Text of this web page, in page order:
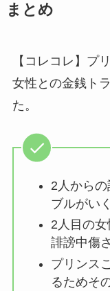
まとめ
【コレコレ】プ
女性との金銭ト
た。
2人から
ブルがい
2人目の
誹謗中傷
プリンス
るためそ